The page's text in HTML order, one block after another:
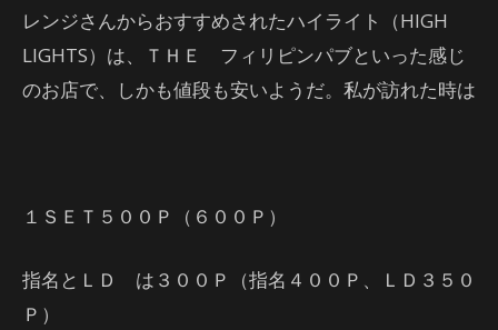
レンジさんからおすすめされたハイライト（HIGH
LIGHTS）は、ＴＨＥ フィリピンパブといった感じ
のお店で、しかも値段も安いようだ。私が訪れた時は
１ＳＥＴ５００Ｐ（６００Ｐ）
指名とＬＤ は３００Ｐ（指名４００Ｐ、ＬＤ３５０
Ｐ）